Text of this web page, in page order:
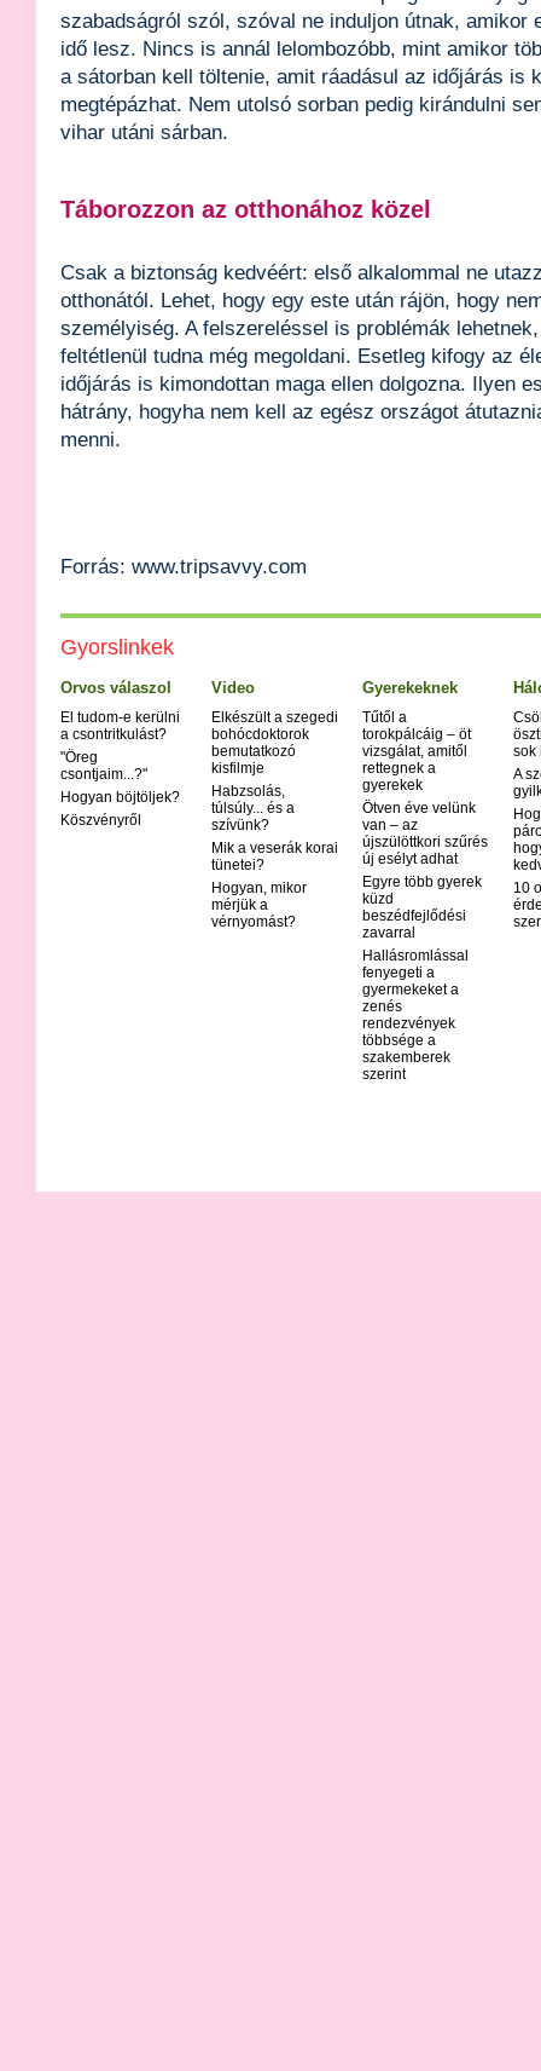
szabadságról szól, szóval ne induljon útnak, amikor
idő lesz. Nincs is annál lelombozóbb, mint amikor
a sátorban kell töltenie, amit ráadásul az időjárás is
megtépázhat. Nem utolsó sorban pedig kirándulni
vihar utáni sárban.
Táborozzon az otthonához közel
Csak a biztonság kedvéért: első alkalommal ne
otthonától. Lehet, hogy egy este után rájön, hogy
személyiség. A felszereléssel is problémák
feltétlenül tudna még megoldani. Esetleg kifogy az
időjárás is kimondottan maga ellen dolgozna. Ilyen
hátrány, hogyha nem kell az egész országot
menni.
Forrás: www.tripsavvy.com
Gyorslinkek
Orvos válaszol
El tudom-e kerülni
a csontritkulást?
"Öreg
csontjaim...?"
Hogyan böjtöljek?
Köszvényről
Video
Elkészült a szegedi
bohócdoktorok
bemutatkozó
kisfilmje
Habzsolás,
túlsúly... és a
szívünk?
Mik a veserák korai
tünetei?
Hogyan, mikor
mérjük a
vérnyomást?
Gyerekeknek
Tűtől a
torokpálcáig – öt
vizsgálat, amitől
rettegnek a
gyerekek
Ötven éve velünk
van – az
újszülöttkori szűrés
új esélyt adhat
Egyre több gyerek
küzd
beszédfejlődési
zavarral
Hallásromlással
fenyegeti a
gyermekeket a
zenés
rendezvények
többsége a
szakemberek
szerint
sok
A
10